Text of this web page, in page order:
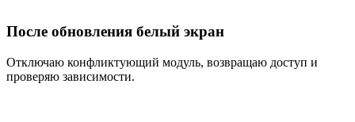
После обновления белый экран
Отключаю конфликтующий модуль, возвращаю доступ и
проверяю зависимости.